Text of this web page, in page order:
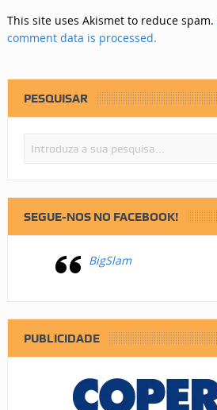
This site uses Akismet to reduce spam.
comment data is processed.
PESQUISAR
SEGUE-NOS NO FACEBOOK!
BigSlam
PUBLICIDADE